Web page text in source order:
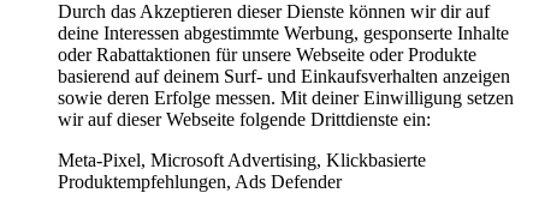
Durch das Akzeptieren dieser Dienste können wir dir auf
deine Interessen abgestimmte Werbung, gesponserte Inhalte
oder Rabattaktionen für unsere Webseite oder Produkte
basierend auf deinem Surf- und Einkaufsverhalten anzeigen
sowie deren Erfolge messen. Mit deiner Einwilligung setzen
wir auf dieser Webseite folgende Drittdienste ein:
Meta-Pixel, Microsoft Advertising, Klickbasierte
Produktempfehlungen, Ads Defender